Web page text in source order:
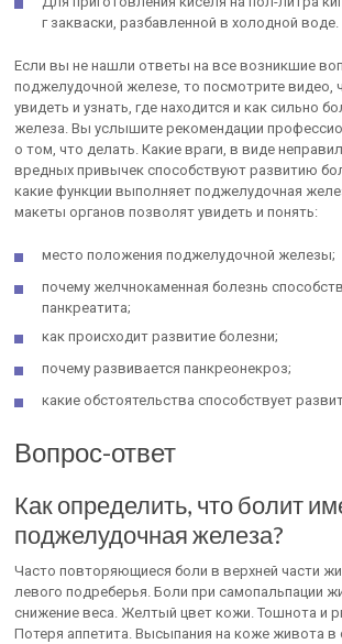
г закваски, разбавленной в холодной воде.
Если вы не нашли ответы на все возникшие
поджелудочной железе, то посмотрите видео,
увидеть и узнать, где находится и как сильно
железа. Вы услышите рекомендации
о том, что делать. Какие враги, в виде
вредных привычек способствуют развитию
какие функции выполняет поджелудочная
макеты органов позволят увидеть и понять:
место положения поджелудочной железы;
почему желчнокаменная болезнь
панкреатита;
как происходит развитие болезни;
почему развивается панкреонекроз;
какие обстоятельства способствует
Вопрос-ответ
Как определить, что болит
поджелудочная железа?
Часто повторяющиеся боли в верхней части
левого подреберья. Боли при самопальпации
снижение веса. Желтый цвет кожи. Тошнота и
Потеря аппетита. Высыпания на коже живота в